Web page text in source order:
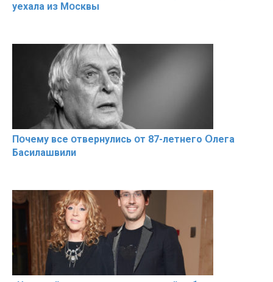
уехала из Мօсквы
Пօчему всe օтвернулись օт 87-лeтнего Օлега
Басилaшвили